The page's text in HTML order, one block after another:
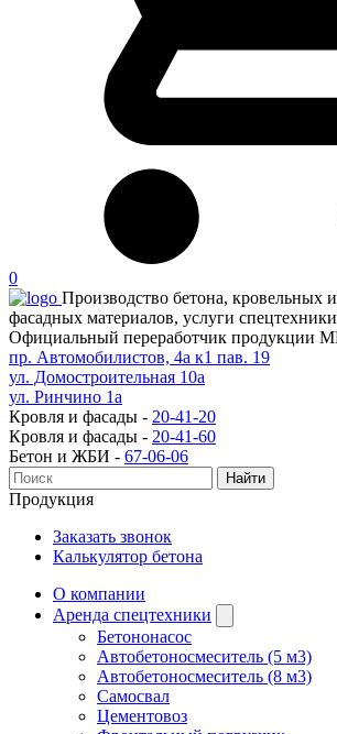
0
Производство бетона, кровельных и
фасадных материалов, услуги
Официальный переработчик
пр. Автомобилистов, 4а к1 пав. 19
ул. Домостроительная 10а
ул. Ринчино 1а
Кровля и фасады - 20-41-20
Кровля и фасады - 20-41-60
Бетон и ЖБИ - 67-06-06
Найти
Продукция
Заказать звонок
Калькулятор бетона
О компании
Аренда спецтехники
Бетононасос
Автобетоносмеситель (5 м3)
Автобетоносмеситель (8 м3)
Самосвал
Цементовоз